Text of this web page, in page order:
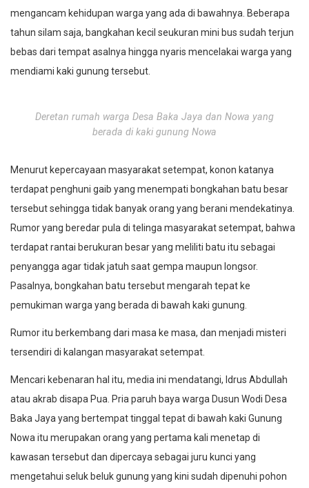
mengancam kehidupan warga yang ada di bawahnya. Beberapa
tahun silam saja, bangkahan kecil seukuran mini bus sudah terjun
bebas dari tempat asalnya hingga nyaris mencelakai warga yang
mendiami kaki gunung tersebut.
Deretan rumah warga Desa Baka Jaya dan Nowa yang
berada di kaki gunung Nowa
Menurut kepercayaan masyarakat setempat, konon katanya
terdapat penghuni gaib yang menempati bongkahan batu besar
tersebut sehingga tidak banyak orang yang berani mendekatinya.
Rumor yang beredar pula di telinga masyarakat setempat, bahwa
terdapat rantai berukuran besar yang meliliti batu itu sebagai
penyangga agar tidak jatuh saat gempa maupun longsor.
Pasalnya, bongkahan batu tersebut mengarah tepat ke
pemukiman warga yang berada di bawah kaki gunung.
Rumor itu berkembang dari masa ke masa, dan menjadi misteri
tersendiri di kalangan masyarakat setempat.
Mencari kebenaran hal itu, media ini mendatangi, Idrus Abdullah
atau akrab disapa Pua. Pria paruh baya warga Dusun Wodi Desa
Baka Jaya yang bertempat tinggal tepat di bawah kaki Gunung
Nowa itu merupakan orang yang pertama kali menetap di
kawasan tersebut dan dipercaya sebagai juru kunci yang
mengetahui seluk beluk gunung yang kini sudah dipenuhi pohon